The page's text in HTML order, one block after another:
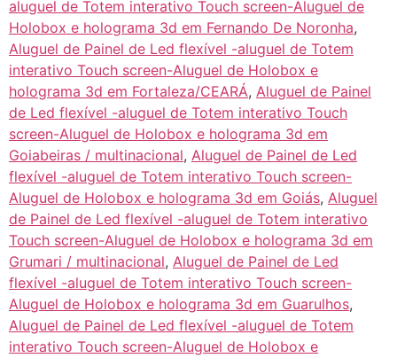
aluguel de Totem interativo Touch screen-Aluguel de
Holobox e holograma 3d em Fernando De Noronha,
Aluguel de Painel de Led flexível -aluguel de Totem
interativo Touch screen-Aluguel de Holobox e
holograma 3d em Fortaleza/CEARÁ, Aluguel de Painel
de Led flexível -aluguel de Totem interativo Touch
screen-Aluguel de Holobox e holograma 3d em
Goiabeiras / multinacional, Aluguel de Painel de Led
flexível -aluguel de Totem interativo Touch screen-
Aluguel de Holobox e holograma 3d em Goiás, Aluguel
de Painel de Led flexível -aluguel de Totem interativo
Touch screen-Aluguel de Holobox e holograma 3d em
Grumari / multinacional, Aluguel de Painel de Led
flexível -aluguel de Totem interativo Touch screen-
Aluguel de Holobox e holograma 3d em Guarulhos,
Aluguel de Painel de Led flexível -aluguel de Totem
interativo Touch screen-Aluguel de Holobox e